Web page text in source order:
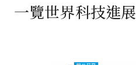
一覽世界科技進展